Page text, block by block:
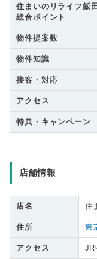
住まいのリライフ飯
総合ポイント
物件提案数
物件知識
接客・対応
アクセス
特典・キャンペーン
店舗情報
店名 住
住所 東
アクセス JR